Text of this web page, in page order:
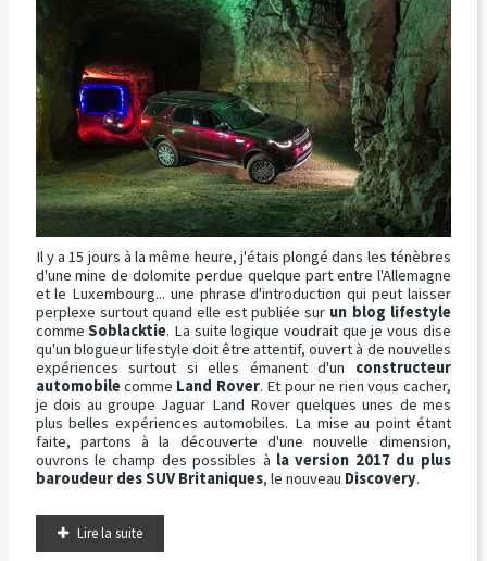
Il y a 15 jours à la même heure, j'étais plongé dans les ténèbres
d'une mine de dolomite perdue quelque part entre l'Allemagne
et le Luxembourg... une phrase d'introduction qui peut laisser
perplexe surtout quand elle est publiée sur un blog lifestyle
commeSoblacktie. La suite logique voudrait que je vous dise
qu'un blogueur lifestyle doit être attentif, ouvert à de nouvelles
expériences surtout si elles émanent d'un constructeur
automobilecomme Land Rover. Et pour ne rien vous cacher,
je dois au groupe Jaguar Land Rover quelques unes de mes
plus belles expériences automobiles. La mise au point étant
faite, partons à la découverte d'une nouvelle dimension,
ouvrons le champ des possibles à la version 2017 du plus
baroudeur des SUV Britaniques, le nouveau Discovery.
Lire la suite